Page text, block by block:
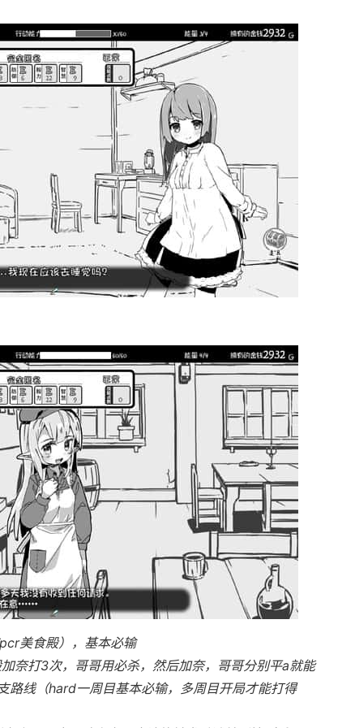
美食殿），基本必输
奈打3次，哥哥用必杀，然后加奈，哥哥分别平a就能
路线（hard一周目基本必输，多周目开局才能打得